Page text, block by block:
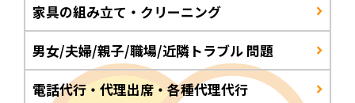
家具の組み立て・クリーニング
男女/夫婦/親子/職場/近隣トラブル 問題
電話代行・代理出席・各種代理代行